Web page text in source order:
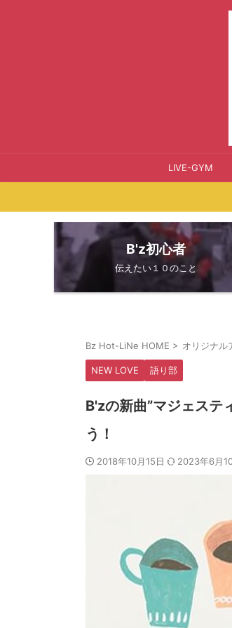
LIVE-GYM
B'z初心者
伝えたい１０のこと
Bz Hot-LiNe HOME > オリジナル
NEW LOVE 語り部
B'zの新曲”マジェステ
う！
2018年10月15日 2023年6月